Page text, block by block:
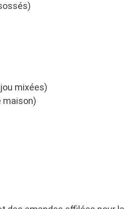
mixées)
maison)